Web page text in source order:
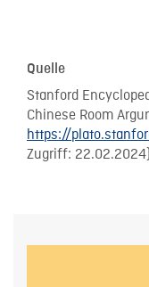
Quelle
Stanford
Chinese Room
https://
Zugriff: